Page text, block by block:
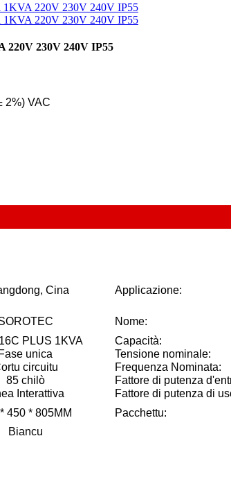
220V 230V 240V IP55
2%) VAC
Cina Applicazione:
Nome:
PLUS 1KVA Capacità:
Fase unica Tensione nominale:
circuitu Frequenza Nominata:
85 chilò Fattore di putenza
Interattiva Fattore di putenza di
450 * 805MM Pacchettu:
Biancu